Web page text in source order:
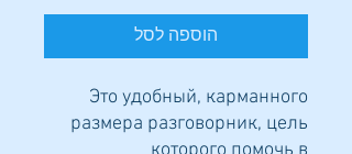
הוספה לסל
Это удобный, карманного
размера разговорник, цель